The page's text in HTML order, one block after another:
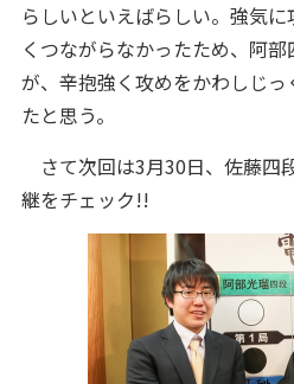
らしいといえばらしい。 強気に
くつながらなかったため、阿
が、辛抱強く攻めをかわしじ
たと思う。
さて次回は3月30日、佐藤四
継をチェック!!